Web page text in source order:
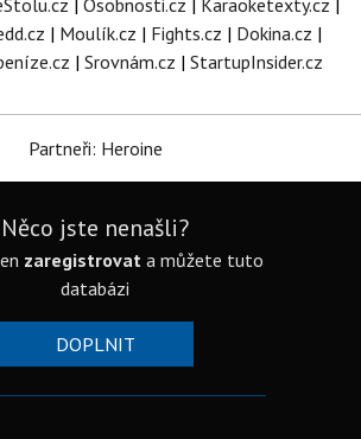
| Osobnosti.cz | Karaoketexty.cz |
| Moulík.cz | Fights.cz | Dokina.cz |
| Srovnám.cz | StartupInsider.cz
Partneři: Heroine
Něco jste nenašli?
zaregistrovat a můžete tuto
databázi
DOPLNIT